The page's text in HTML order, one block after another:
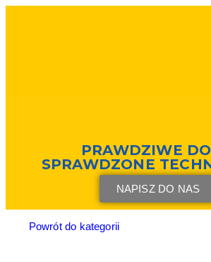
PRAWDZIWE
SPRAWDZONE
NAPISZ DO NAS
Powrót do kategorii